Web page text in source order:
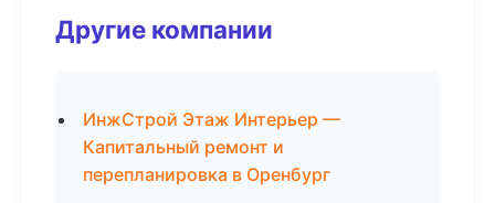
Другие компании
ИнжСтрой Этаж Интерьер —
Капитальный ремонт и
перепланировка в Оренбург